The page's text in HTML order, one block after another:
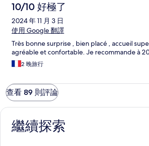
10/10 好極了
2024 年 11 月 3 日
使用 Google 翻譯
Très bonne surprise , bien placé , accueil
agréable et confortable. Je recommande à
2 晚旅行
查看 89 則評論
繼續探索